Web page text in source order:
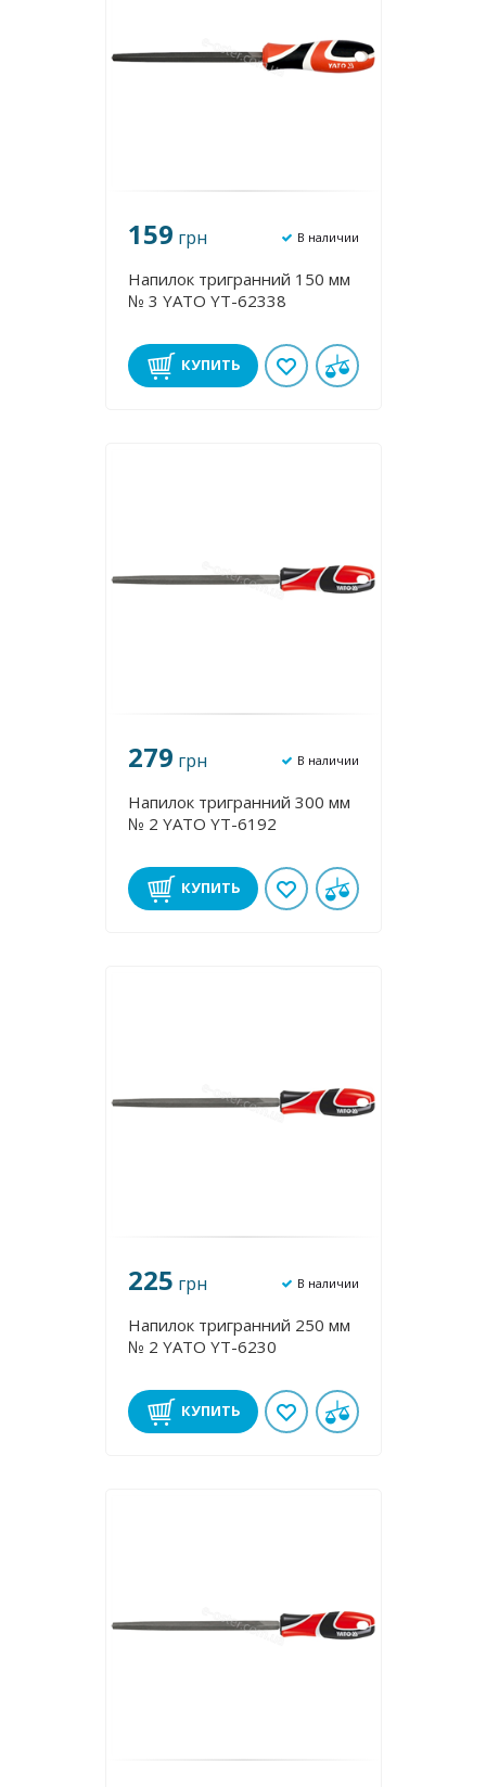
159 грн В наличии
Напилок тригранний 150 мм
№ 3 YATO YT-62338
КУПИТЬ
279 грн В наличии
Напилок тригранний 300 мм
№ 2 YATO YT-6192
КУПИТЬ
225 грн В наличии
Напилок тригранний 250 мм
№ 2 YATO YT-6230
КУПИТЬ